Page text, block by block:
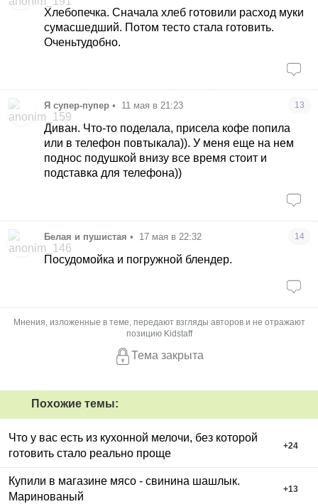
Хлебопечка. Сначала хлеб готовили расход муки
сумасшедший. Потом тесто стала готовить.
Оченьтудобно.
Я супер-пупер • 11 мая в 21:23 13
Диван. Что-то поделала, присела кофе попила
или в телефон повтыкала)). У меня еще на нем
поднос подушкой внизу все время стоит и
подставка для телефона))
Белая и пушистая • 17 мая в 22:32 14
Посудомойка и погружной блендер.
Мнения, изложенные в теме, передают взгляды авторов и не отражают
позицию Kidstaff
Тема закрыта
Похожие темы:
Что у вас есть из кухонной мелочи, без которой
готовить стало реально проще
+24
Купили в магазине мясо - свинина шашлык.
Маринованый
+13